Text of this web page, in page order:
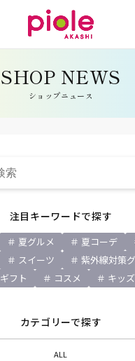
ショップニュース
注目キーワードで探す
夏グルメ 夏コーデ
スイーツ
紫外線対策
ギフト コスメ キッズ
カテゴリーで探す
ALL